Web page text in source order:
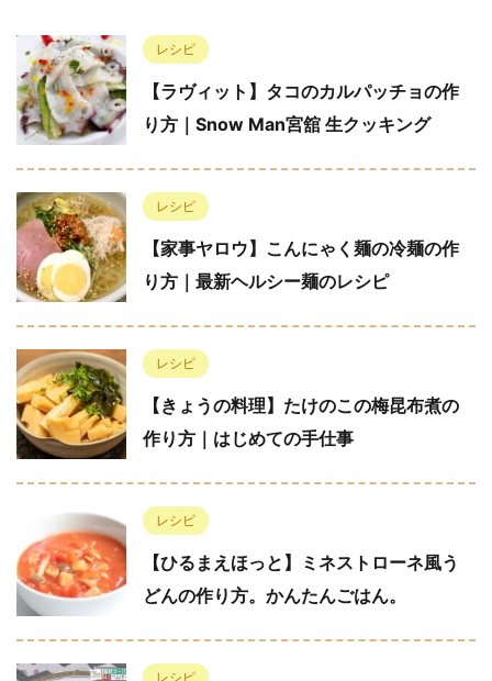
レシピ
【ラヴィット】タコのカルパッチョの作
り方｜Snow Man宮舘 生クッキング
レシピ
【家事ヤロウ】こんにゃく麺の冷麺の作
り方｜最新ヘルシー麺のレシピ
レシピ
【きょうの料理】たけのこの梅昆布煮の
作り方｜はじめての手仕事
レシピ
【ひるまえほっと】ミネストローネ風う
どんの作り方。かんたんごはん。
レシピ